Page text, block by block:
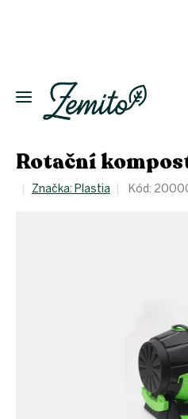
Eko
domácnost
Kosmetika
láhve
Rotační
Značka: Plastia Kód: